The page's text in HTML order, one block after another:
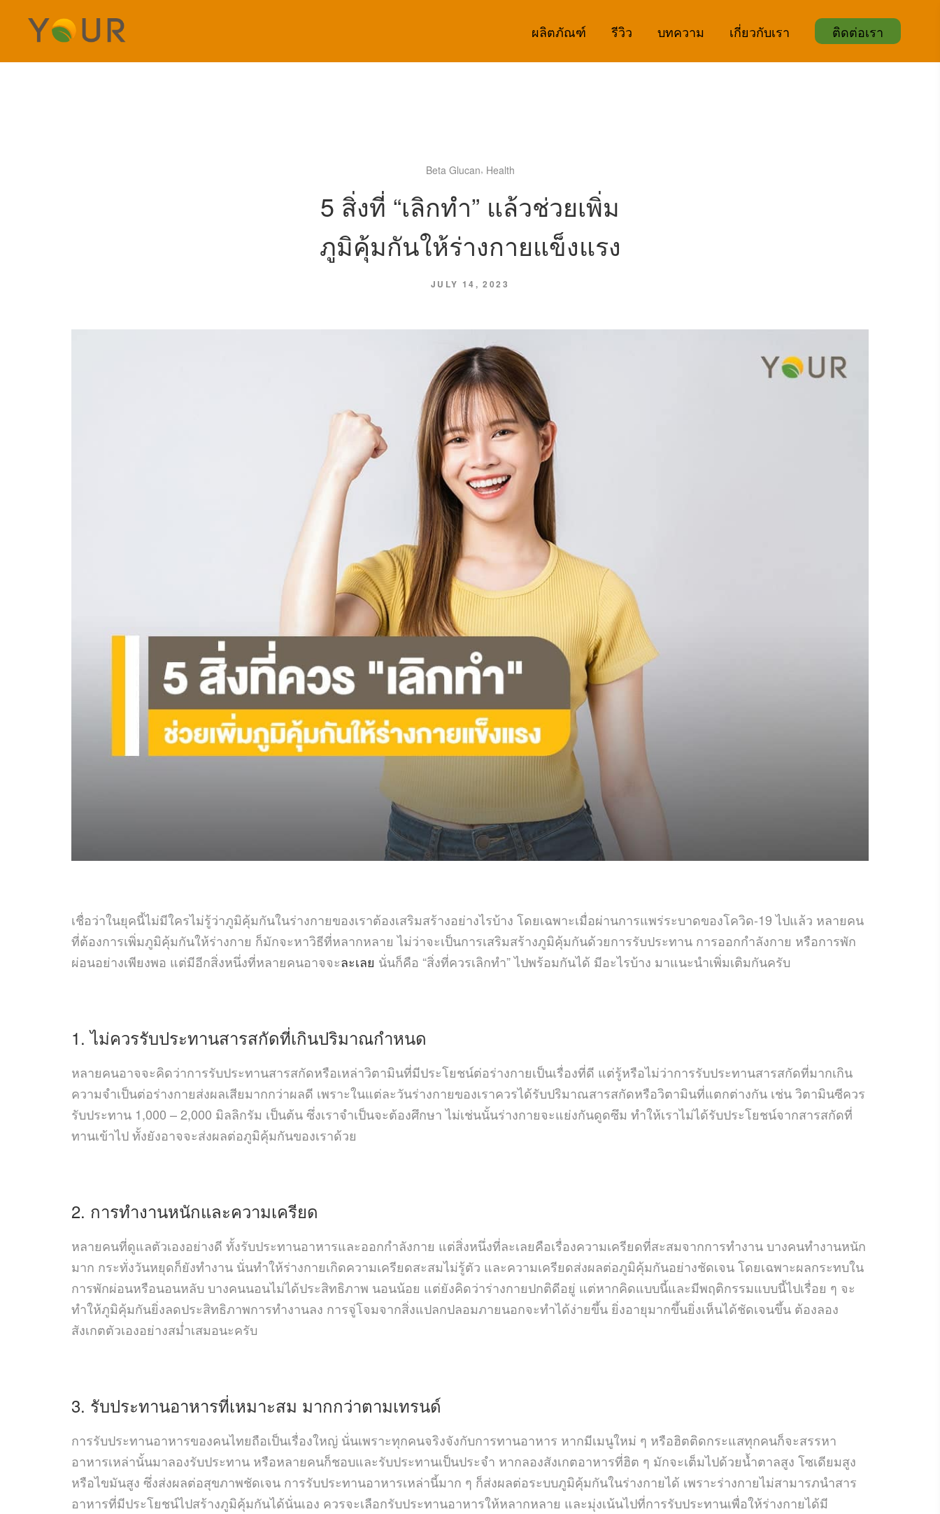
ผลิตภัณฑ์ รีวิว บทความ เกี่ยวกับเรา ติดต่อเรา
Beta Glucan, Health
5 สิ่งที่ “เลิกทำ” แล้วช่วยเพิ่ม
ภูมิคุ้มกันให้ร่างกายแข็งแรง
JULY 14, 2023
เชื่อว่าในยุคนี้ไม่มีใครไม่รู้ว่าภูมิคุ้มกันในร่างกายของเราต้องเสริมสร้างอย่างไรบ้าง โดยเฉพาะเมื่อผ่านการแพร่ระบาดของโควิด-19 ไปแล้ว หลายคน
ที่ต้องการเพิ่มภูมิคุ้มกันให้ร่างกาย ก็มักจะหาวิธีที่หลากหลาย ไม่ว่าจะเป็นการเสริมสร้างภูมิคุ้มกันด้วยการรับประทาน การออกกำลังกาย หรือการพัก
ผ่อนอย่างเพียงพอ แต่มีอีกสิ่งหนึ่งที่หลายคนอาจจะละเลย นั่นก็คือ “สิ่งที่ควรเลิกทำ” ไปพร้อมกันได้ มีอะไรบ้าง มาแนะนำเพิ่มเติมกันครับ
1. ไม่ควรรับประทานสารสกัดที่เกินปริมาณกำหนด
หลายคนอาจจะคิดว่าการรับประทานสารสกัดหรือเหล่าวิตามินที่มีประโยชน์ต่อร่างกายเป็นเรื่องที่ดี แต่รู้หรือไม่ว่าการรับประทานสารสกัดที่มากเกิน
ความจำเป็นต่อร่างกายส่งผลเสียมากกว่าผลดี เพราะในแต่ละวันร่างกายของเราควรได้รับปริมาณสารสกัดหรือวิตามินที่แตกต่างกัน เช่น วิตามินซีควร
รับประทาน 1,000 – 2,000 มิลลิกรัม เป็นต้น ซึ่งเราจำเป็นจะต้องศึกษา ไม่เช่นนั้นร่างกายจะแย่งกันดูดซึม ทำให้เราไม่ได้รับประโยชน์จากสารสกัดที่
ทานเข้าไป ทั้งยังอาจจะส่งผลต่อภูมิคุ้มกันของเราด้วย
2. การทำงานหนักและความเครียด
หลายคนที่ดูแลตัวเองอย่างดี ทั้งรับประทานอาหารและออกกำลังกาย แต่สิ่งหนึ่งที่ละเลยคือเรื่องความเครียดที่สะสมจากการทำงาน บางคนทำงานหนัก
มาก กระทั่งวันหยุดก็ยังทำงาน นั่นทำให้ร่างกายเกิดความเครียดสะสมไม่รู้ตัว และความเครียดส่งผลต่อภูมิคุ้มกันอย่างชัดเจน โดยเฉพาะผลกระทบใน
การพักผ่อนหรือนอนหลับ บางคนนอนไม่ได้ประสิทธิภาพ นอนน้อย แต่ยังคิดว่าร่างกายปกติดีอยู่ แต่หากคิดแบบนี้และมีพฤติกรรมแบบนี้ไปเรื่อย ๆ จะ
ทำให้ภูมิคุ้มกันยิ่งลดประสิทธิภาพการทำงานลง การจู่โจมจากสิ่งแปลกปลอมภายนอกจะทำได้ง่ายขึ้น ยิ่งอายุมากขึ้นยิ่งเห็นได้ชัดเจนขึ้น ต้องลอง
สังเกตตัวเองอย่างสม่ำเสมอนะครับ
3. รับประทานอาหารที่เหมาะสม มากกว่าตามเทรนด์
การรับประทานอาหารของคนไทยถือเป็นเรื่องใหญ่ นั่นเพราะทุกคนจริงจังกับการทานอาหาร หากมีเมนูใหม่ ๆ หรือฮิตติดกระแสทุกคนก็จะสรรหา
อาหารเหล่านั้นมาลองรับประทาน หรือหลายคนก็ชอบและรับประทานเป็นประจำ หากลองสังเกตอาหารที่ฮิต ๆ มักจะเต็มไปด้วยน้ำตาลสูง โซเดียมสูง
หรือไขมันสูง ซึ่งส่งผลต่อสุขภาพชัดเจน การรับประทานอาหารเหล่านี้มาก ๆ ก็ส่งผลต่อระบบภูมิคุ้มกันในร่างกายได้ เพราะร่างกายไม่สามารภนำสาร
อาหารที่มีประโยชน์ไปสร้างภูมิคุ้มกันได้นั่นเอง ควรจะเลือกรับประทานอาหารให้หลากหลาย และมุ่งเน้นไปที่การรับประทานเพื่อให้ร่างกายได้มี